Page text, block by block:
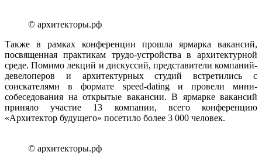
© архитекторы.рф
Также в рамках конференции прошла ярмарка вакансий,
посвященная практикам трудо-устройства в архитектурной
среде. Помимо лекций и дискуссий, представители компаний-
девелоперов и архитектурных студий встретились с
соискателями в формате speed-dating и провели мини-
собеседования на открытые вакансии. В ярмарке вакансий
приняло участие 13 компании, всего конференцию
«Архитектор будущего» посетило более 3 000 человек.
© архитекторы.рф